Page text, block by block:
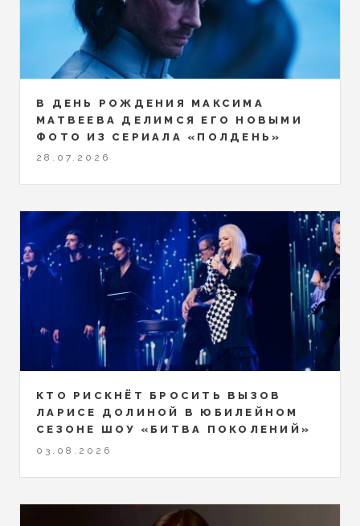
В ДЕНЬ РОЖДЕНИЯ МАКСИМА
МАТВЕЕВА ДЕЛИМСЯ ЕГО НОВЫМИ
ФОТО ИЗ СЕРИАЛА «ПОЛДЕНЬ»
28.07.2026
КТО РИСКНЁТ БРОСИТЬ ВЫЗОВ
ЛАРИСЕ ДОЛИНОЙ В ЮБИЛЕЙНОМ
СЕЗОНЕ ШОУ «БИТВА ПОКОЛЕНИЙ»
03.08.2026